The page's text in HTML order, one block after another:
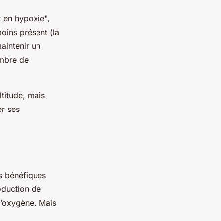
en hypoxie",
présent (la
un
de
mais
ses
bénéfiques
de
Mais